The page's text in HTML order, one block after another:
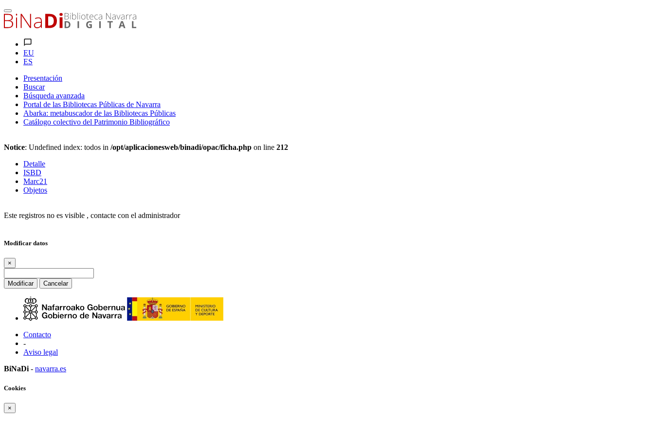
EU
ES
Presentación
Buscar
Búsqueda avanzada
Portal de las Bibliotecas Públicas de Navarra
Abarka: metabuscador de las Bibliotecas Públicas
Catálogo colectivo del Patrimonio Bibliográfico
Notice: Undefined index: todos in /opt/aplicacionesweb/binadi/opac/ficha.php on line 212
Detalle
ISBD
Marc21
Objetos
Este registros no es visible , contacte con el administrador
Modificar datos
×
Modificar Cancelar
Contacto
-
Aviso legal
BiNaDi - navarra.es
Cookies
×